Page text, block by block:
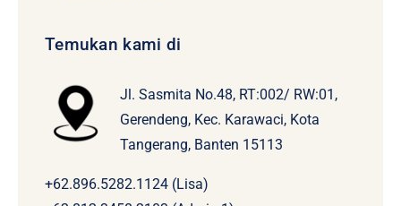
Temukan kami di
Jl. Sasmita No.48, RT:002/ RW:01,
Gerendeng, Kec. Karawaci, Kota
Tangerang, Banten 15113
+62.896.5282.1124 (Lisa)